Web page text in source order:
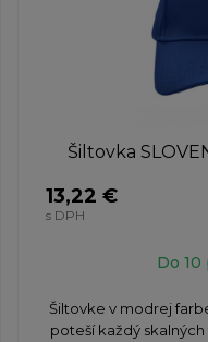
Šiltovka
13,22 €
s DPH
Do
Šiltovke v modrej
poteší každý skalných